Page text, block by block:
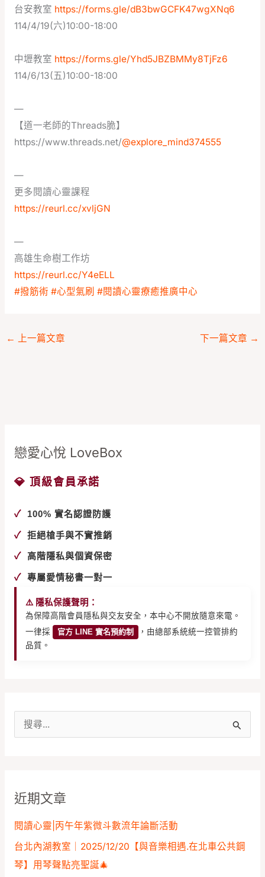
台安教室 https://forms.gle/dB3bwGCFK47wgXNq6
114/4/19(六)10:00-18:00
中壢教室 https://forms.gle/Yhd5JBZBMMy8TjFz6
114/6/13(五)10:00-18:00
—
【道一老師的Threads脆】
https://www.threads.net/@explore_mind374555
—
更多閱讀心靈課程
https://reurl.cc/xvljGN
—
高雄生命樹工作坊
https://reurl.cc/Y4eELL
#撥筋術 #心型氣刷 #閱讀心靈療癒推廣中心
← 上一篇文章 下一篇文章 →
戀愛心悅 LoveBox
💎 頂級會員承諾
✓ 100% 實名認證防護
✓ 拒絕槍手與不實推銷
✓ 高階隱私與個資保密
✓ 專屬愛情秘書一對一
⚠️ 隱私保護聲明：
為保障高階會員隱私與交友安全，本中心不開放隨意來電。
一律採
官方 LINE 實名預約制
，由總部系統統一控管排約
品質。
字
:
近期文章
閱讀心靈|丙午年紫微斗數流年論斷活動
台北內湖教室｜2025/12/20【與音樂相遇.在北車公共鋼
琴】用琴聲點亮聖誕🎄